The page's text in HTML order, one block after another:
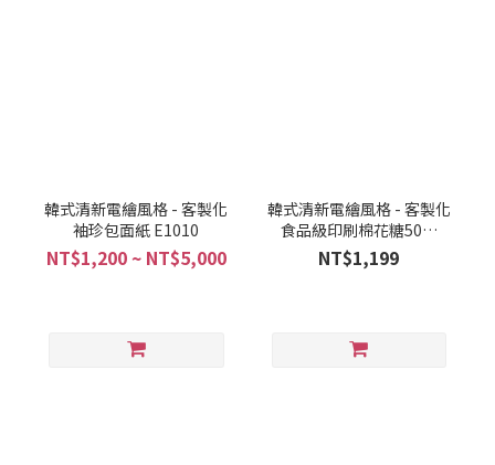
韓式清新電繪風格 - 客製化
袖珍包面紙 E1010
NT$1,200 ~ NT$5,000
韓式清新電繪風格 - 客製化
食品級印刷棉花糖50入
E1009
NT$1,199